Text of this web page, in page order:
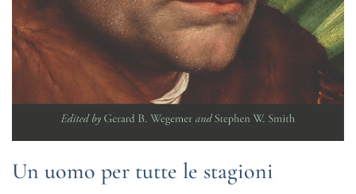
Un uomo per tutte le stagioni